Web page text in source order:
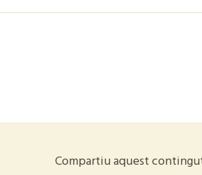
Compartiu aquest